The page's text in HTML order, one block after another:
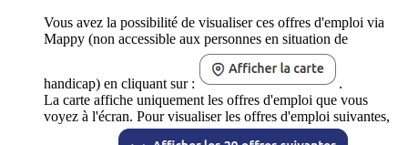
Vous avez la possibilité de visualiser ces offres d'emploi via
Mappy (non accessible aux personnes en situation de
handicap) en cliquant sur :
.
La carte affiche uniquement les offres d'emploi que vous
voyez à l'écran. Pour visualiser les offres d'emploi suivantes,